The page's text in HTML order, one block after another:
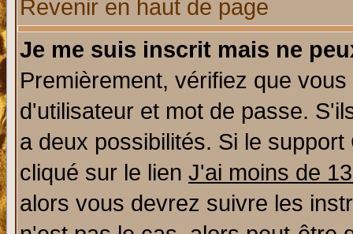
Revenir en haut de page
Je me suis inscrit mais ne
Premièrement, vérifiez que
d'utilisateur et mot de passe.
a deux possibilités. Si le
cliqué sur le lien J'ai moins de
alors vous devrez suivre les